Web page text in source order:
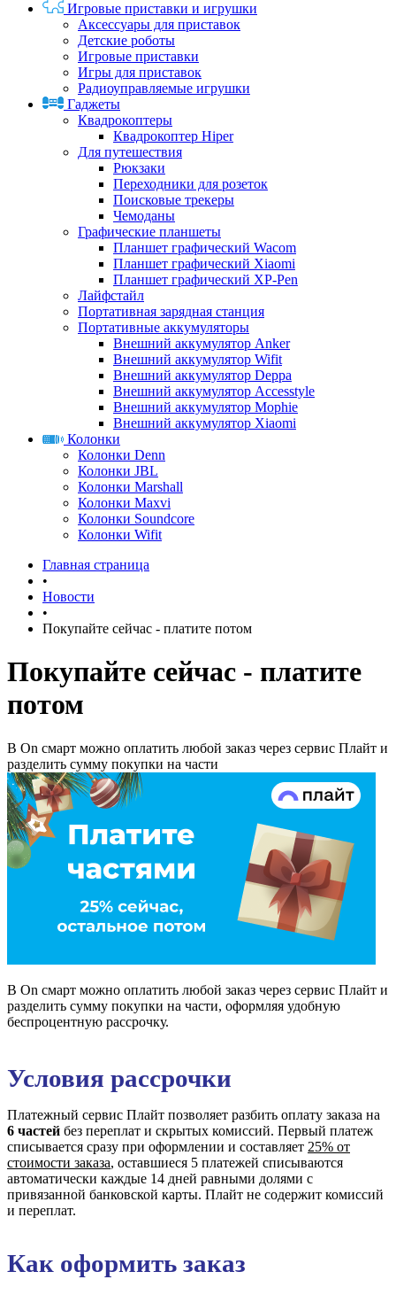
Игровые приставки и игрушки
Аксессуары для приставок
Детские роботы
Игровые приставки
Игры для приставок
Радиоуправляемые игрушки
Гаджеты
Квадрокоптеры
Квадрокоптер Hiper
Для путешествия
Рюкзаки
Переходники для розеток
Поисковые трекеры
Чемоданы
Графические планшеты
Планшет графический Wacom
Планшет графический Xiaomi
Планшет графический XP-Pen
Лайфстайл
Портативная зарядная станция
Портативные аккумуляторы
Внешний аккумулятор Anker
Внешний аккумулятор Wifit
Внешний аккумулятор Deppa
Внешний аккумулятор Accesstyle
Внешний аккумулятор Mophie
Внешний аккумулятор Xiaomi
Колонки
Колонки Denn
Колонки JBL
Колонки Marshall
Колонки Maxvi
Колонки Soundcore
Колонки Wifit
Главная страница
•
Новости
•
Покупайте сейчас - платите потом
Покупайте сейчас - платите
потом
В On смарт можно оплатить любой заказ через сервис Плайт и
разделить сумму покупки на части
В On смарт можно оплатить любой заказ через сервис Плайт и
разделить сумму покупки на части, оформляя удобную
беспроцентную рассрочку.
Условия рассрочки
Платежный сервис Плайт позволяет разбить оплату заказа на
6 частей без переплат и скрытых комиссий. Первый платеж
списывается сразу при оформлении и составляет 25% от
стоимости заказа, оставшиеся 5 платежей списываются
автоматически каждые 14 дней равными долями с
привязанной банковской карты. Плайт не содержит комиссий
и переплат.
Как оформить заказ